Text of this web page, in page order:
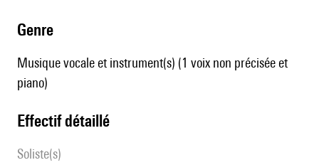
genre
Musique vocale et instrument(s) (1 voix non précisée et
piano)
effectif détaillé
Soliste(s)